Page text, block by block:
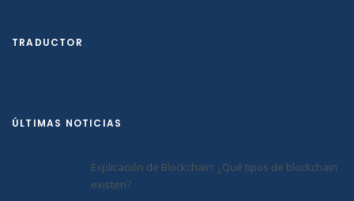
TRADUCTOR
ÚLTIMAS NOTICIAS
Explicación de Blockchain: ¿Qué tipos de blockchain
existen?